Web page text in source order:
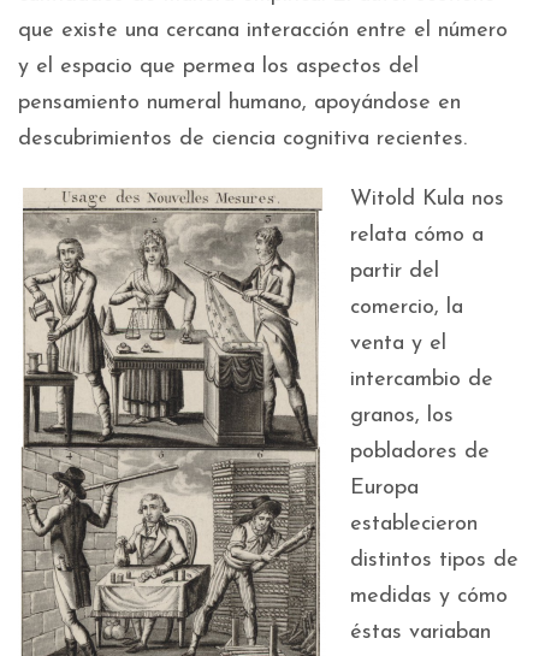
que existe una cercana interacción entre el número
y el espacio que permea los aspectos del
pensamiento numeral humano, apoyándose en
descubrimientos de ciencia cognitiva recientes.
Witold Kula nos
relata cómo a
partir del
comercio, la
venta y el
intercambio de
granos, los
pobladores de
Europa
establecieron
distintos tipos de
medidas y cómo
éstas variaban